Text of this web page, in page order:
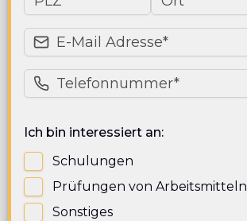
Ich bin interessiert an:
Schulungen
Prüfungen von Arbeitsmitteln
Sonstiges